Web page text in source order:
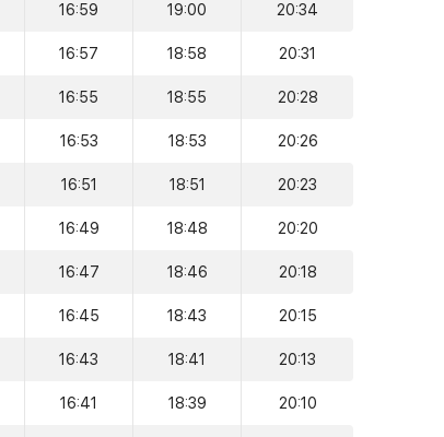
16:59 19:00 20:34
16:57 18:58 20:31
16:55 18:55 20:28
16:53 18:53 20:26
16:51 18:51 20:23
16:49 18:48 20:20
16:47 18:46 20:18
16:45 18:43 20:15
16:43 18:41 20:13
16:41 18:39 20:10